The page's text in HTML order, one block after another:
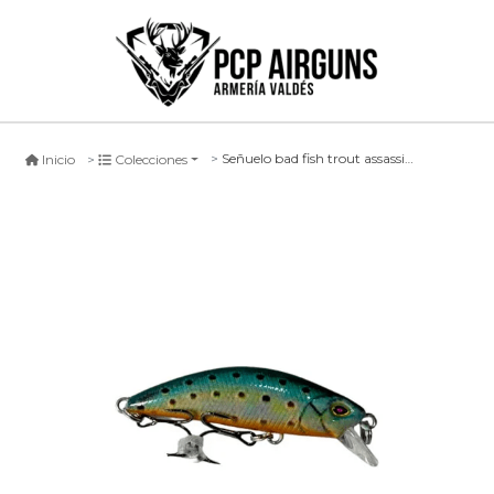
Inicio Colecciones Señuelo bad fish trout assassin #003, 50mm